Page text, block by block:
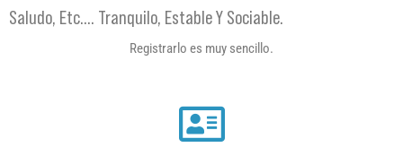
Saludo, Etc…. Tranquilo, Estable Y Sociable.
Registrarlo es muy sencillo.